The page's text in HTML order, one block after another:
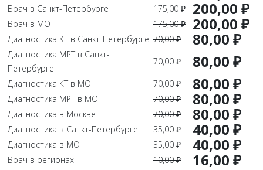
Врач в Санкт-Петербурге 175,00 ₽ 200,00 ₽
Врач в МО 175,00 ₽ 200,00 ₽
Диагностика КТ в Санкт-Петербурге 70,00 ₽ 80,00 ₽
Диагностика МРТ в Санкт-
Петербурге
70,00 ₽ 80,00 ₽
Диагностика КТ в МО 70,00 ₽ 80,00 ₽
Диагностика МРТ в МО 70,00 ₽ 80,00 ₽
Диагностика в Москве 70,00 ₽ 80,00 ₽
Диагностика в Санкт-Петербурге 35,00 ₽ 40,00 ₽
Диагностика в МО 35,00 ₽ 40,00 ₽
Врач в регионах 10,00 ₽ 16,00 ₽